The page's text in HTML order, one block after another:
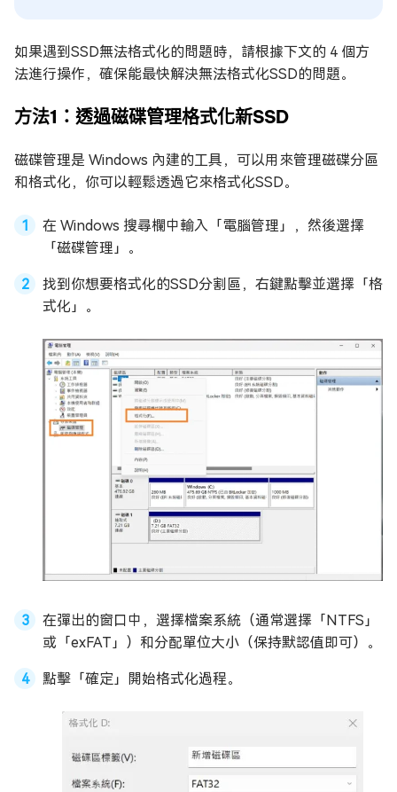
如果遇到SSD無法格式化的問題時，請根據下文的 4 個方
法進行操作，確保能最快解決無法格式化SSD的問題。
方法1：透過磁碟管理格式化新SSD
磁碟管理是 Windows 內建的工具，可以用來管理磁碟分區
和格式化，你可以輕鬆透過它來格式化SSD。
在 Windows 搜尋欄中輸入「電腦管理」，然後選擇
「磁碟管理」。
找到你想要格式化的SSD分割區，右鍵點擊並選擇「格
式化」。
在彈出的窗口中，選擇檔案系統（通常選擇「NTFS」
或「exFAT」）和分配單位大小（保持默認值即可）。
點擊「確定」開始格式化過程。